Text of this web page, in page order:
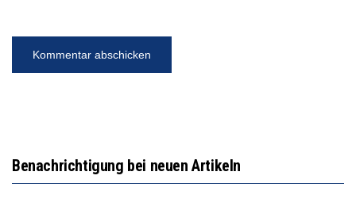
Benachrichtigung bei neuen Artikeln